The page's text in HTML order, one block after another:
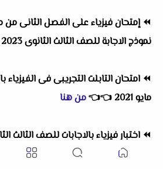
⏪إمتحان فيزياء على الفصل الثانى
نموذج الاجابة للصف الثالث الثانوى 2023 م
⏪ امتحان التابلت التجريبى فى الفيزياء
مايو 2021
👈
👈من هنا
⏪
احمد سمير
من هنا